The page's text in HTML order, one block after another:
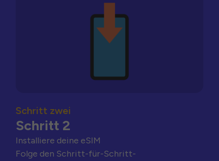
Schritt zwei
Schritt 2
Installiere deine eSIM
Folge den Schritt-für-Schritt-